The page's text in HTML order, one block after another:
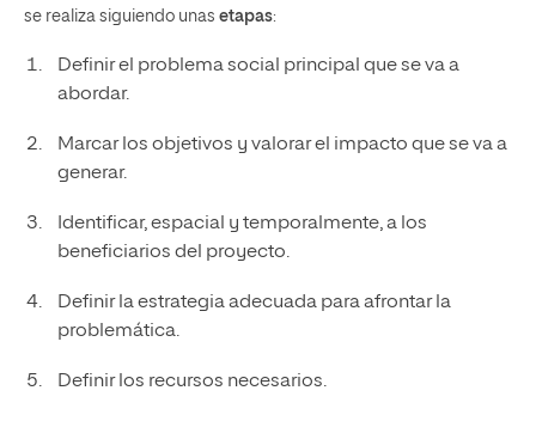
se realiza siguiendo unas etapas:
Definir el problema social principal que se va a
abordar.
Marcar los objetivos y valorar el impacto que se va a
generar.
Identificar, espacial y temporalmente, a los
beneficiarios del proyecto.
Definir la estrategia adecuada para afrontar la
problemática.
Definir los recursos necesarios.